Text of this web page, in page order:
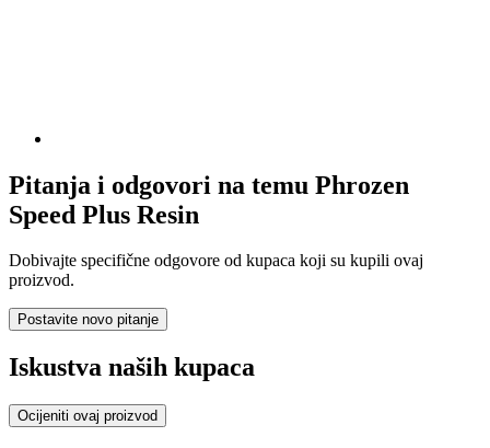
Pitanja i odgovori na temu Phrozen
Speed Plus Resin
Dobivajte specifične odgovore od kupaca koji su kupili ovaj
proizvod.
Postavite novo pitanje
Iskustva naših kupaca
Ocijeniti ovaj proizvod